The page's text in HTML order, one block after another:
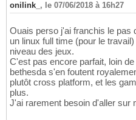
onilink_ , le 07/06/2018 à 16h27
Ouais perso j'ai franchis le pas
un linux full time (pour le
niveau des jeux.
C'est pas encore parfait, loin
bethesda s'en foutent
plutôt cross platform, et les
plus.
J'ai rarement besoin d'aller sur